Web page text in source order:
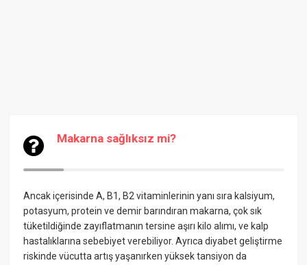
Makarna sağlıksız mi?
Ancak içerisinde A, B1, B2 vitaminlerinin yanı sıra kalsiyum,
potasyum, protein ve demir barındıran makarna, çok sık
tüketildiğinde zayıflatmanın tersine aşırı kilo alımı, ve kalp
hastalıklarına sebebiyet verebiliyor. Ayrıca diyabet geliştirme
riskinde vücutta artış yaşanırken yüksek tansiyon da